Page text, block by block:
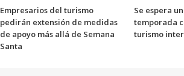
Empresarios del turismo
pedirán extensión de medidas
de apoyo más allá de Semana
Santa
Se espera
temporada
turismo